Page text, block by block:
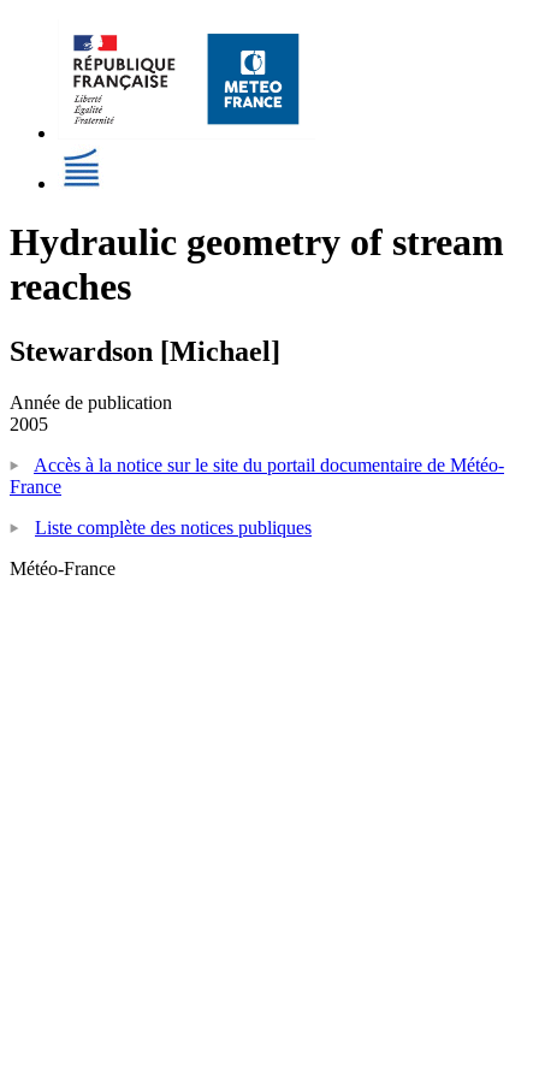
Hydraulic geometry of stream
reaches
Stewardson [Michael]
Année de publication
2005
Accès à la notice sur le site du portail documentaire de Météo-
France
Liste complète des notices publiques
Météo-France